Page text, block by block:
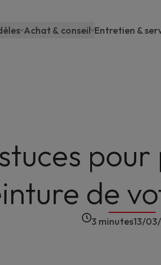
Achat & conseil Entretien &
de
3 minutes13/